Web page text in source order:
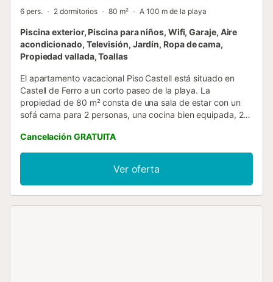
6 pers. 2 dormitorios 80 m² A 100 m de la playa
Piscina exterior, Piscina para niños, Wifi, Garaje, Aire
acondicionado, Televisión, Jardín, Ropa de cama,
Propiedad vallada, Toallas
El apartamento vacacional Piso Castell está situado en
Castell de Ferro a un corto paseo de la playa. La
propiedad de 80 m² consta de una sala de estar con un
sofá cama para 2 personas, una cocina bien equipada, 2
personas. Los servicios adicionales incluyen Wi-Fi de alta
velocidad (apto para videollamadas), televisión, aire
acondicionado y lavadora. También hay disponible una
cuna y una trona. El edificio en el que se encuentra el
alojamiento dispone de ascensor. Este alquiler de
Cancelación GRATUITA
Ver oferta